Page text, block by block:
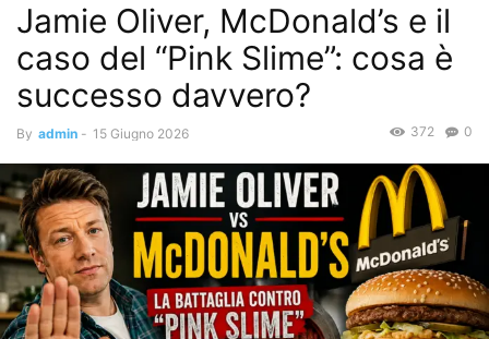
Jamie Oliver, McDonald’s e il
caso del “Pink Slime”: cosa è
successo davvero?
By admin - 15 Giugno 2026 0
372